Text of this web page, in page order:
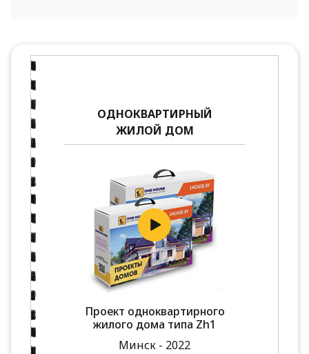
ОДНОКВАРТИРНЫЙ
ЖИЛОЙ ДОМ
Проект одноквартирного
жилого дома типа Zh1
Минск - 2022